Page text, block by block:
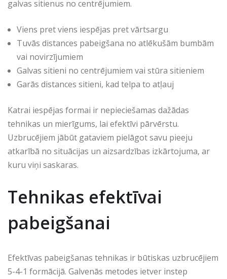
galvas sitienus no centrējumiem.
Viens pret viens iespējas pret vārtsargu
Tuvās distances pabeigšana no atlēkušām bumbām
vai novirzījumiem
Galvas sitieni no centrējumiem vai stūra sitieniem
Garās distances sitieni, kad telpa to atļauj
Katrai iespējas formai ir nepieciešamas dažādas
tehnikas un mierīgums, lai efektīvi pārvērstu.
Uzbrucējiem jābūt gataviem pielāgot savu pieeju
atkarībā no situācijas un aizsardzības izkārtojuma, ar
kuru viņi saskaras.
Tehnikas efektīvai
pabeigšanai
Efektīvas pabeigšanas tehnikas ir būtiskas uzbrucējiem
5-4-1 formācijā. Galvenās metodes ietver instep